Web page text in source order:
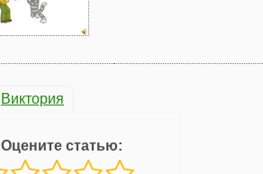
Виктория
Оцените статью: